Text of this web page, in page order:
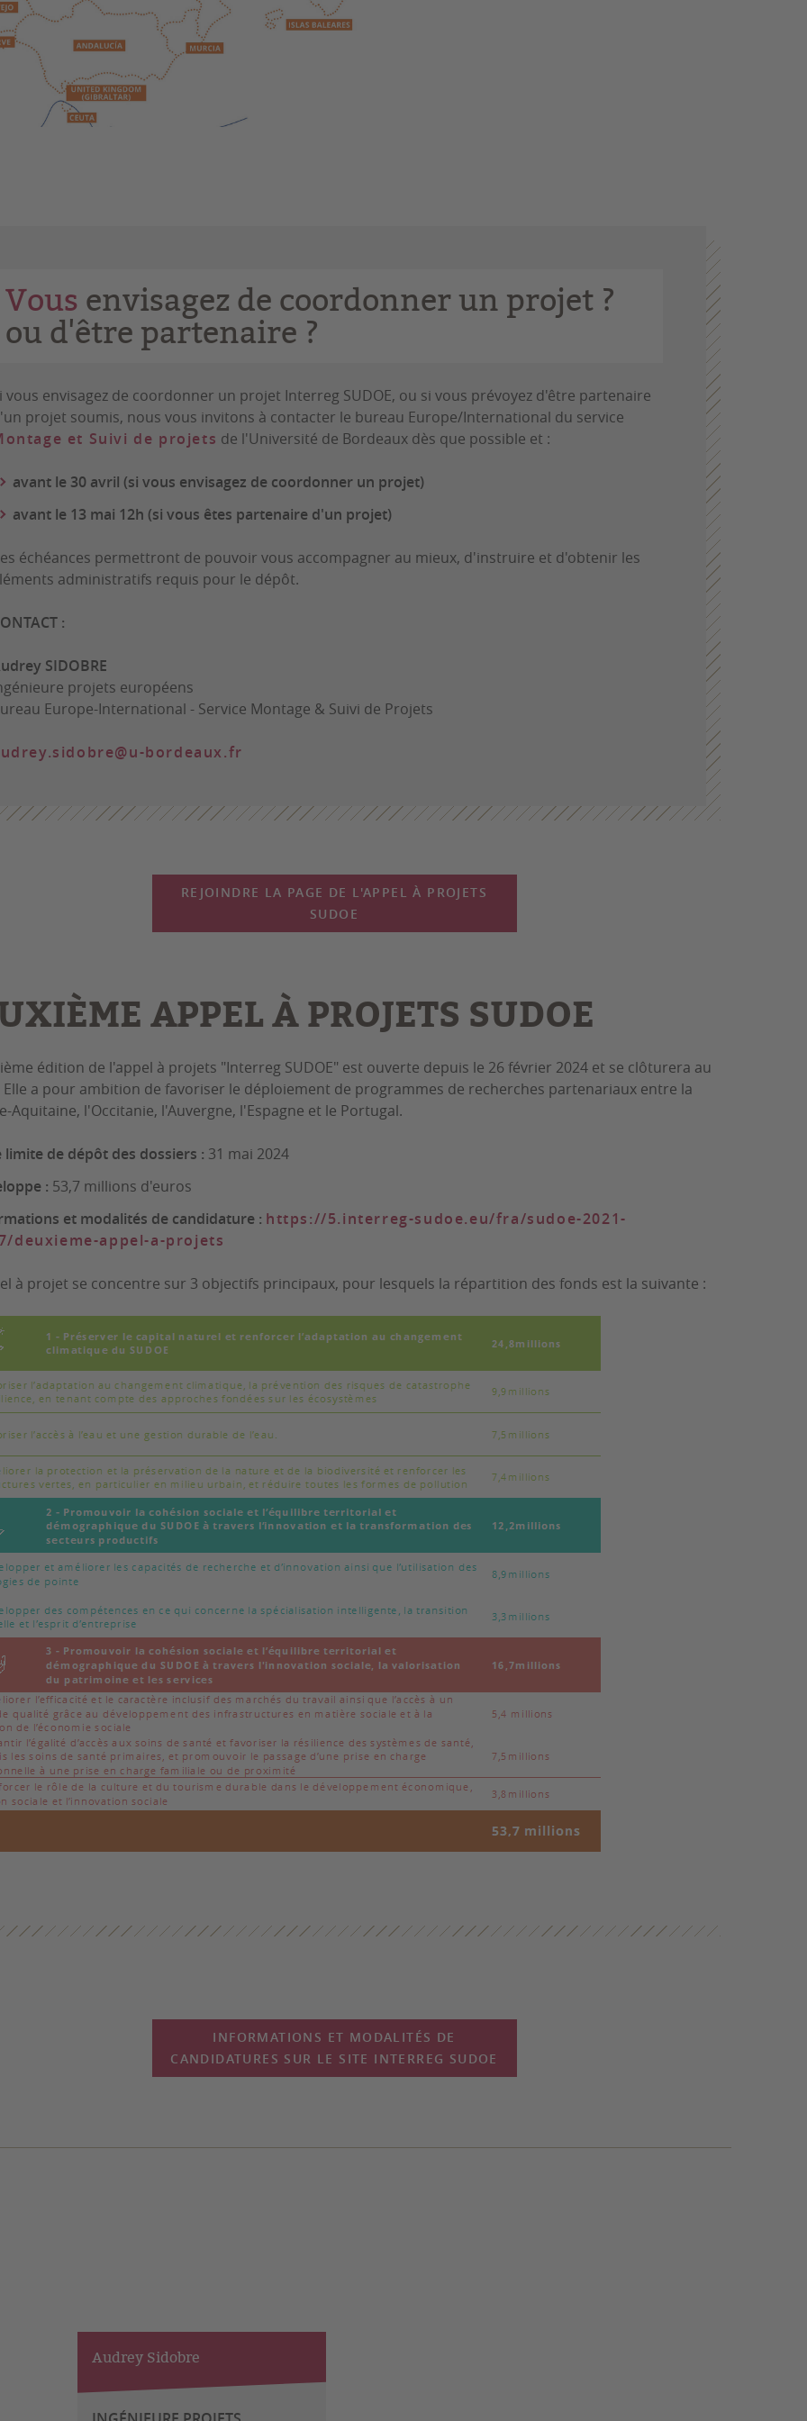
Vous envisagez de coordonner un projet ?
ou d'être partenaire ?
vous envisagez de coordonner un projet Interreg SUDOE, ou si vous prévoyez d'être partenaire
projet soumis, nous vous invitons à contacter le bureau Europe/International du service
et Suivi de projets de l'Université de Bordeaux dès que possible et :
avant le 30 avril (si vous envisagez de coordonner un projet)
avant le 13 mai 12h (si vous êtes partenaire d'un projet)
échéances permettront de pouvoir vous accompagner au mieux, d'instruire et d'obtenir les
administratifs requis pour le dépôt.
:
SIDOBRE
projets européens
Europe-International - Service Montage & Suivi de Projets
bordeaux.fr
REJOINDRE LA PAGE DE L'APPEL À PROJETS
SUDOE
APPEL À PROJETS SUDOE
édition de l'appel à projets "Interreg SUDOE" est ouverte depuis le 26 février 2024 et se clôturera au
a pour ambition de favoriser le déploiement de programmes de recherches partenariaux entre la
Aquitaine, l'Occitanie, l'Auvergne, l'Espagne et le Portugal.
limite de dépôt des dossiers : 31 mai 2024
: 53,7 millions d'euros
et modalités de candidature : https://5.interreg-sudoe.eu/fra/sudoe-2021-
deuxieme-appel-a-projets
à projet se concentre sur 3 objectifs principaux, pour lesquels la répartition des fonds est la suivante :
INFORMATIONS ET MODALITÉS DE
CANDIDATURES SUR LE SITE INTERREG SUDOE
Audrey Sidobre